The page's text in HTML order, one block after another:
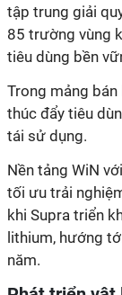
tập trung giải
85 trường vùng
tiêu dùng bền
Trong mảng
thúc đẩy tiêu
tái sử dụng.
Nền tảng WiN
tối ưu trải
khi Supra triển
lithium, hướng
năm.